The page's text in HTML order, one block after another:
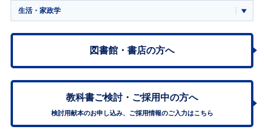
生活・家政学
図書館・書店の方へ
教科書ご検討・ ご採用中の方へ
検討用献本のお申し込み、ご採用情報のご入力はこちら